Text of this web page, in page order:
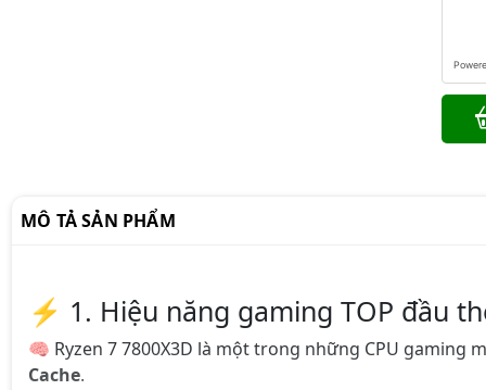
MÔ TẢ SẢN PHẨM
⚡ 1. Hiệu năng gaming TOP đầu
🧠 Ryzen 7 7800X3D là một trong những CPU gaming
Cache.